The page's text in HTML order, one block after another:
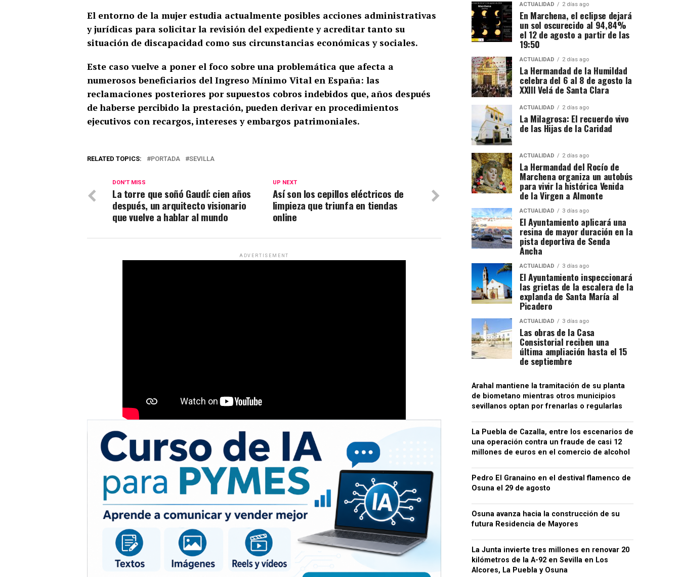
El entorno de la mujer estudia actualmente posibles acciones administrativas
y jurídicas para solicitar la revisión del expediente y acreditar tanto su
situación de discapacidad como sus circunstancias económicas y sociales.
Este caso vuelve a poner el foco sobre una problemática que afecta a
numerosos beneficiarios del Ingreso Mínimo Vital en España: las
reclamaciones posteriores por supuestos cobros indebidos que, años después
de haberse percibido la prestación, pueden derivar en procedimientos
ejecutivos con recargos, intereses y embargos patrimoniales.
RELATED TOPICS: PORTADA SEVILLA
UP NEXT
Así son los cepillos eléctricos de
limpieza que triunfa en tiendas
online
DON'T MISS
La torre que soñó Gaudí: cien años
después, un arquitecto visionario
que vuelve a hablar al mundo
ADVERTISEMENT
ACTUALIDAD 2 días ago
En Marchena, el eclipse dejará
un sol oscurecido al 94,84%
el 12 de agosto a partir de las
19:50
ACTUALIDAD 2 días ago
La Hermandad de la Humildad
celebra del 6 al 8 de agosto la
XXIII Velá de Santa Clara
ACTUALIDAD 2 días ago
La Milagrosa: El recuerdo vivo
de las Hijas de la Caridad
ACTUALIDAD 2 días ago
La Hermandad del Rocío de
Marchena organiza un autobús
para vivir la histórica Venida
de la Virgen a Almonte
ACTUALIDAD 3 días ago
El Ayuntamiento aplicará una
resina de mayor duración en la
pista deportiva de Senda
Ancha
ACTUALIDAD 3 días ago
El Ayuntamiento inspeccionará
las grietas de la escalera de la
explanda de Santa María al
Picadero
ACTUALIDAD 3 días ago
Las obras de la Casa
Consistorial reciben una
última ampliación hasta el 15
de septiembre
Arahal mantiene la tramitación de su planta
de biometano mientras otros municipios
sevillanos optan por frenarlas o regularlas
La Puebla de Cazalla, entre los escenarios de
una operación contra un fraude de casi 12
millones de euros en el comercio de alcohol
Pedro El Granaino en el destival flamenco de
Osuna el 29 de agosto
Osuna avanza hacia la construcción de su
futura Residencia de Mayores
La Junta invierte tres millones en renovar 20
kilómetros de la A-92 en Sevilla en Los
Alcores, La Puebla y Osuna